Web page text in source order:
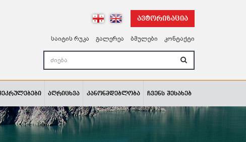
ავტორიზაცია
საიტის რუკა გალერეა ბმულები კონტაქტი
აღრიცხვა კანონმდებლობა ჩვენს შესახებ